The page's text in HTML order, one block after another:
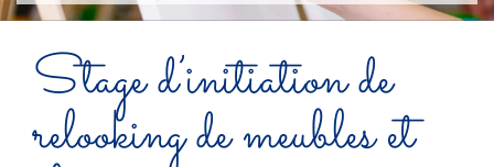
Stage d’initiation de
relooking de meubles et